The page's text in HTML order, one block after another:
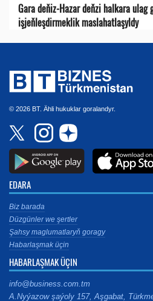
Gara deňiz-Hazar deňzi halkara ulag
işjeňleşdirmeklik maslahatlaşyldy
© 2026 BT. Ähli hukuklar goralandyr.
EDARA
Biz barada
Düzgünler we şertler
Şahsy maglumatlaryň goragy
Habarlaşmak üçin
HABARLAŞMAK ÜÇIN
info@business.com.tm
A.Nyýazow şaýoly 157, Aşgabat,